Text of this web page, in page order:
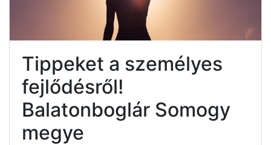
Tippeket a személyes
fejlődésről!
Balatonboglár Somogy
megye